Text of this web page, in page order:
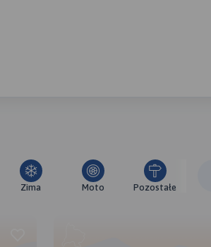
Zima Moto Pozostałe